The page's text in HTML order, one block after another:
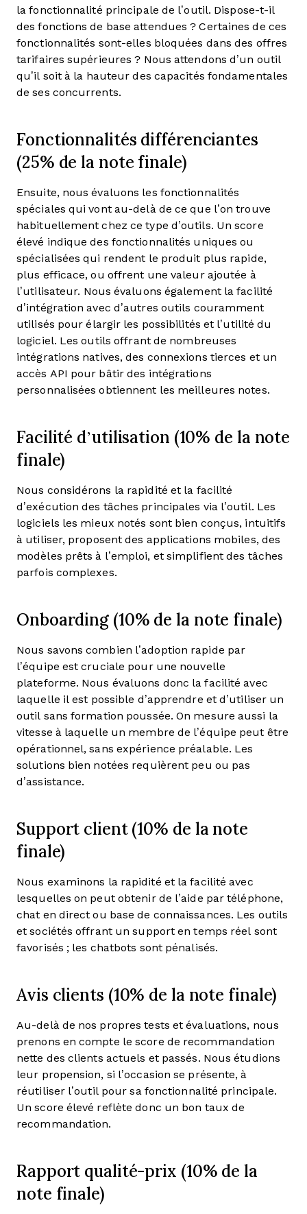
la fonctionnalité principale de l’outil. Dispose-t-il
des fonctions de base attendues ? Certaines de ces
fonctionnalités sont-elles bloquées dans des offres
tarifaires supérieures ? Nous attendons d’un outil
qu’il soit à la hauteur des capacités fondamentales
de ses concurrents.
Fonctionnalités différenciantes
(25% de la note finale)
Ensuite, nous évaluons les fonctionnalités
spéciales qui vont au-delà de ce que l’on trouve
habituellement chez ce type d’outils. Un score
élevé indique des fonctionnalités uniques ou
spécialisées qui rendent le produit plus rapide,
plus efficace, ou offrent une valeur ajoutée à
l’utilisateur. Nous évaluons également la facilité
d’intégration avec d’autres outils couramment
utilisés pour élargir les possibilités et l’utilité du
logiciel. Les outils offrant de nombreuses
intégrations natives, des connexions tierces et un
accès API pour bâtir des intégrations
personnalisées obtiennent les meilleures notes.
Facilité d’utilisation (10% de la note
finale)
Nous considérons la rapidité et la facilité
d’exécution des tâches principales via l’outil. Les
logiciels les mieux notés sont bien conçus, intuitifs
à utiliser, proposent des applications mobiles, des
modèles prêts à l’emploi, et simplifient des tâches
parfois complexes.
Onboarding (10% de la note finale)
Nous savons combien l’adoption rapide par
l’équipe est cruciale pour une nouvelle
plateforme. Nous évaluons donc la facilité avec
laquelle il est possible d’apprendre et d’utiliser un
outil sans formation poussée. On mesure aussi la
vitesse à laquelle un membre de l’équipe peut être
opérationnel, sans expérience préalable. Les
solutions bien notées requièrent peu ou pas
d’assistance.
Support client (10% de la note
finale)
Nous examinons la rapidité et la facilité avec
lesquelles on peut obtenir de l’aide par téléphone,
chat en direct ou base de connaissances. Les outils
et sociétés offrant un support en temps réel sont
favorisés ; les chatbots sont pénalisés.
Avis clients (10% de la note finale)
Au-delà de nos propres tests et évaluations, nous
prenons en compte le score de recommandation
nette des clients actuels et passés. Nous étudions
leur propension, si l’occasion se présente, à
réutiliser l’outil pour sa fonctionnalité principale.
Un score élevé reflète donc un bon taux de
recommandation.
Rapport qualité-prix (10% de la
note finale)